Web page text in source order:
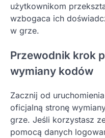
użytkownikom
wzbogaca ich
w grze.
Przewodnik krok
wymiany kodów
Zacznij od
oficjalną stronę
grze. Jeśli korzystasz
pomocą danych